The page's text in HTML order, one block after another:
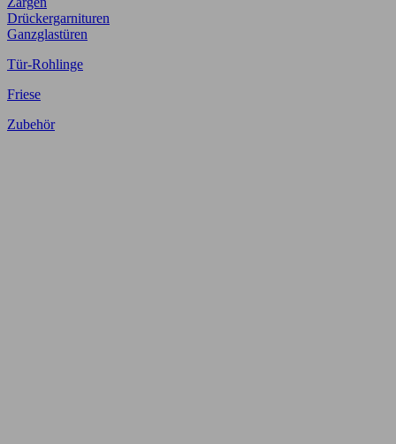
Drückergarnituren
Ganzglastüren
Tür-Rohlinge
Friese
Zubehör